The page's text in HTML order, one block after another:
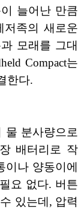
늘어난 만큼
족의 새로운
모래를 그대
Compact는
한다.
물 분사량으로
배터리로 작
나 양동이에
요 없다. 버튼
있는데, 압력